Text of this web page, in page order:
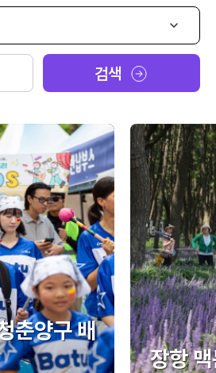
검색
춘양구 배
장항